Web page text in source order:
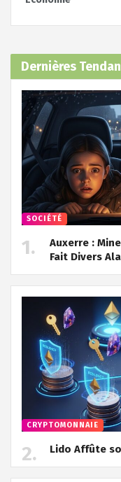
Dernières
SOCIÉTÉ
Auxerre :
Fait Divers
CRYPTOMONNAIE
Lido Affûte